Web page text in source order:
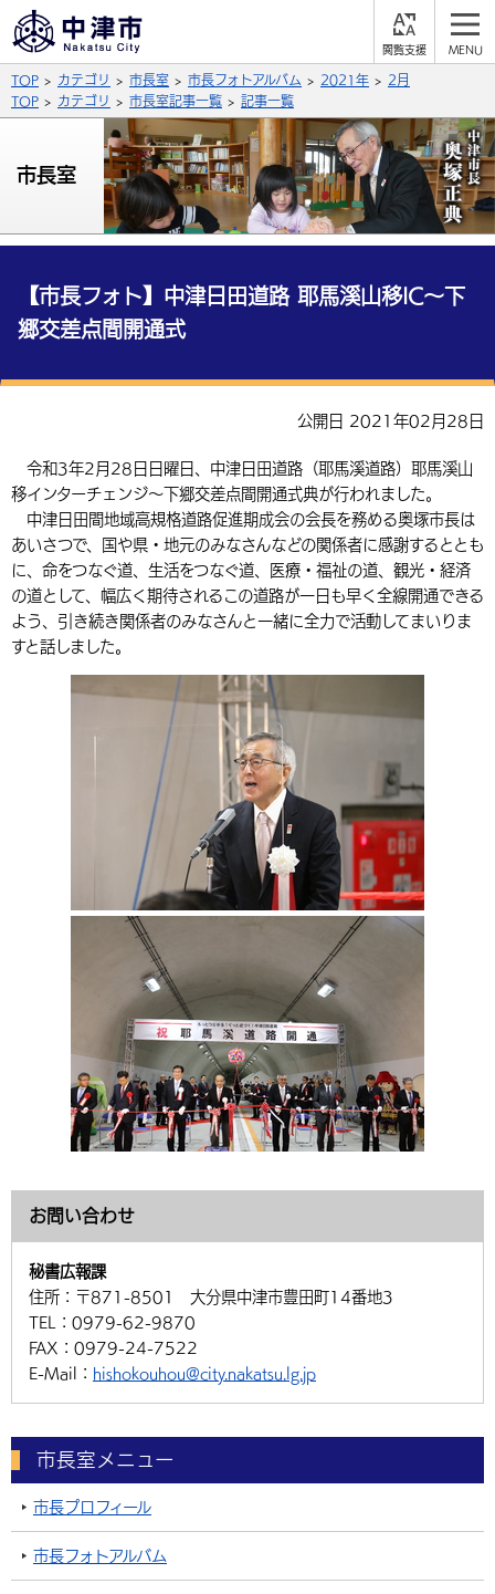
支
背景色
青 白
文字の大きさ
拡大 標準 縮小
英語（English） 中国語（簡体字）
中国語（繁体字） 韓国語（한국어）
組織案内
公式SNS
X (Twitter) YouTube
サイト内検索
総合メニュー
くらしの情報
届出・登録・証明 保険・年金
健康・予防
税金 住宅・インフラ
環境・衛生 生涯学習・スポーツ・人権
選挙 外国人の方向け情報
事業者の方へ
産業・雇用
農林水産業 税金
都市整備
施設情報 子どもを預ける
手当・助成 健康・医療
相談・支援・情報 計画・施策
観光・移住
観光なび スポットを探す
遊ぶ・体験する グルメ・食べる
買う・おみやげ 四季のイベント・祭り
市政情報
中津市について 市役所の紹介
地方創生・地域活性化 広報・広聴
TOP カテゴリ 市長室 市長フォトアルバム 2021年
2月
TOP
カテゴリ 市長室記事一覧 記事一覧
市長室
【市長フォト】中津日田道路 耶馬溪山移IC～下
郷交差点間開通式
公開日 2021年02月28日
令和3年2月28日日曜日、中津日田道路（耶馬溪道路）耶馬溪山
移インターチェンジ～下郷交差点間開通式典が行われました。
中津日田間地域高規格道路促進期成会の会長を務める奥塚市長は
あいさつで、国や県・地元のみなさんなどの関係者に感謝するととも
に、命をつなぐ道、生活をつなぐ道、医療・福祉の道、観光・経済
の道として、幅広く期待されるこの道路が一日も早く全線開通できる
よう、引き続き関係者のみなさんと一緒に全力で活動してまいりま
すと話しました。
お問い合わせ
秘書広報課
住所： 〒871-8501 大分県中津市豊田町14番地3
TEL： 0979-62-9870
FAX： 0979-24-7522
E-Mail： hishokouhou@city.nakatsu.lg.jp
市長室メニュー
市長プロフィール
市長フォトアルバム